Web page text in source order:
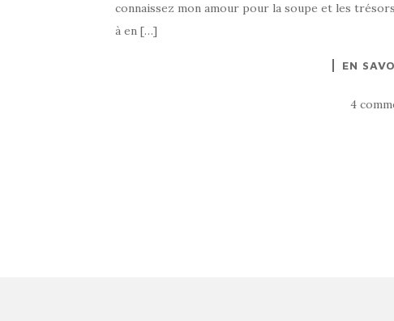
connaissez mon amour pour la soupe et les
à en […]
EN
4